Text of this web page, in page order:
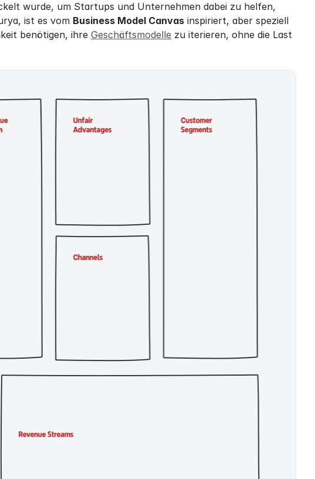
wurde, um Startups und Unternehmen dabei zu helfen,
ist es vom Business Model Canvas inspiriert, aber speziell
benötigen, ihre Geschäftsmodelle zu iterieren, ohne die Last